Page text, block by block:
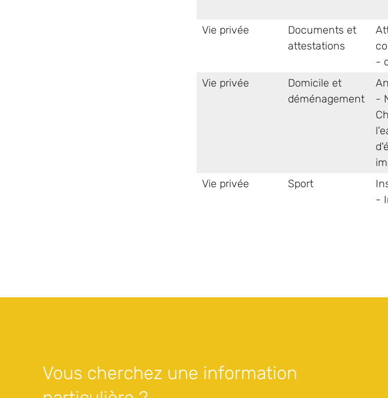
Vie privée
Documents et
attestations
-
Vie privée
Domicile et
déménagement
-
Vie privée
Sport
-
Vous cherchez une information